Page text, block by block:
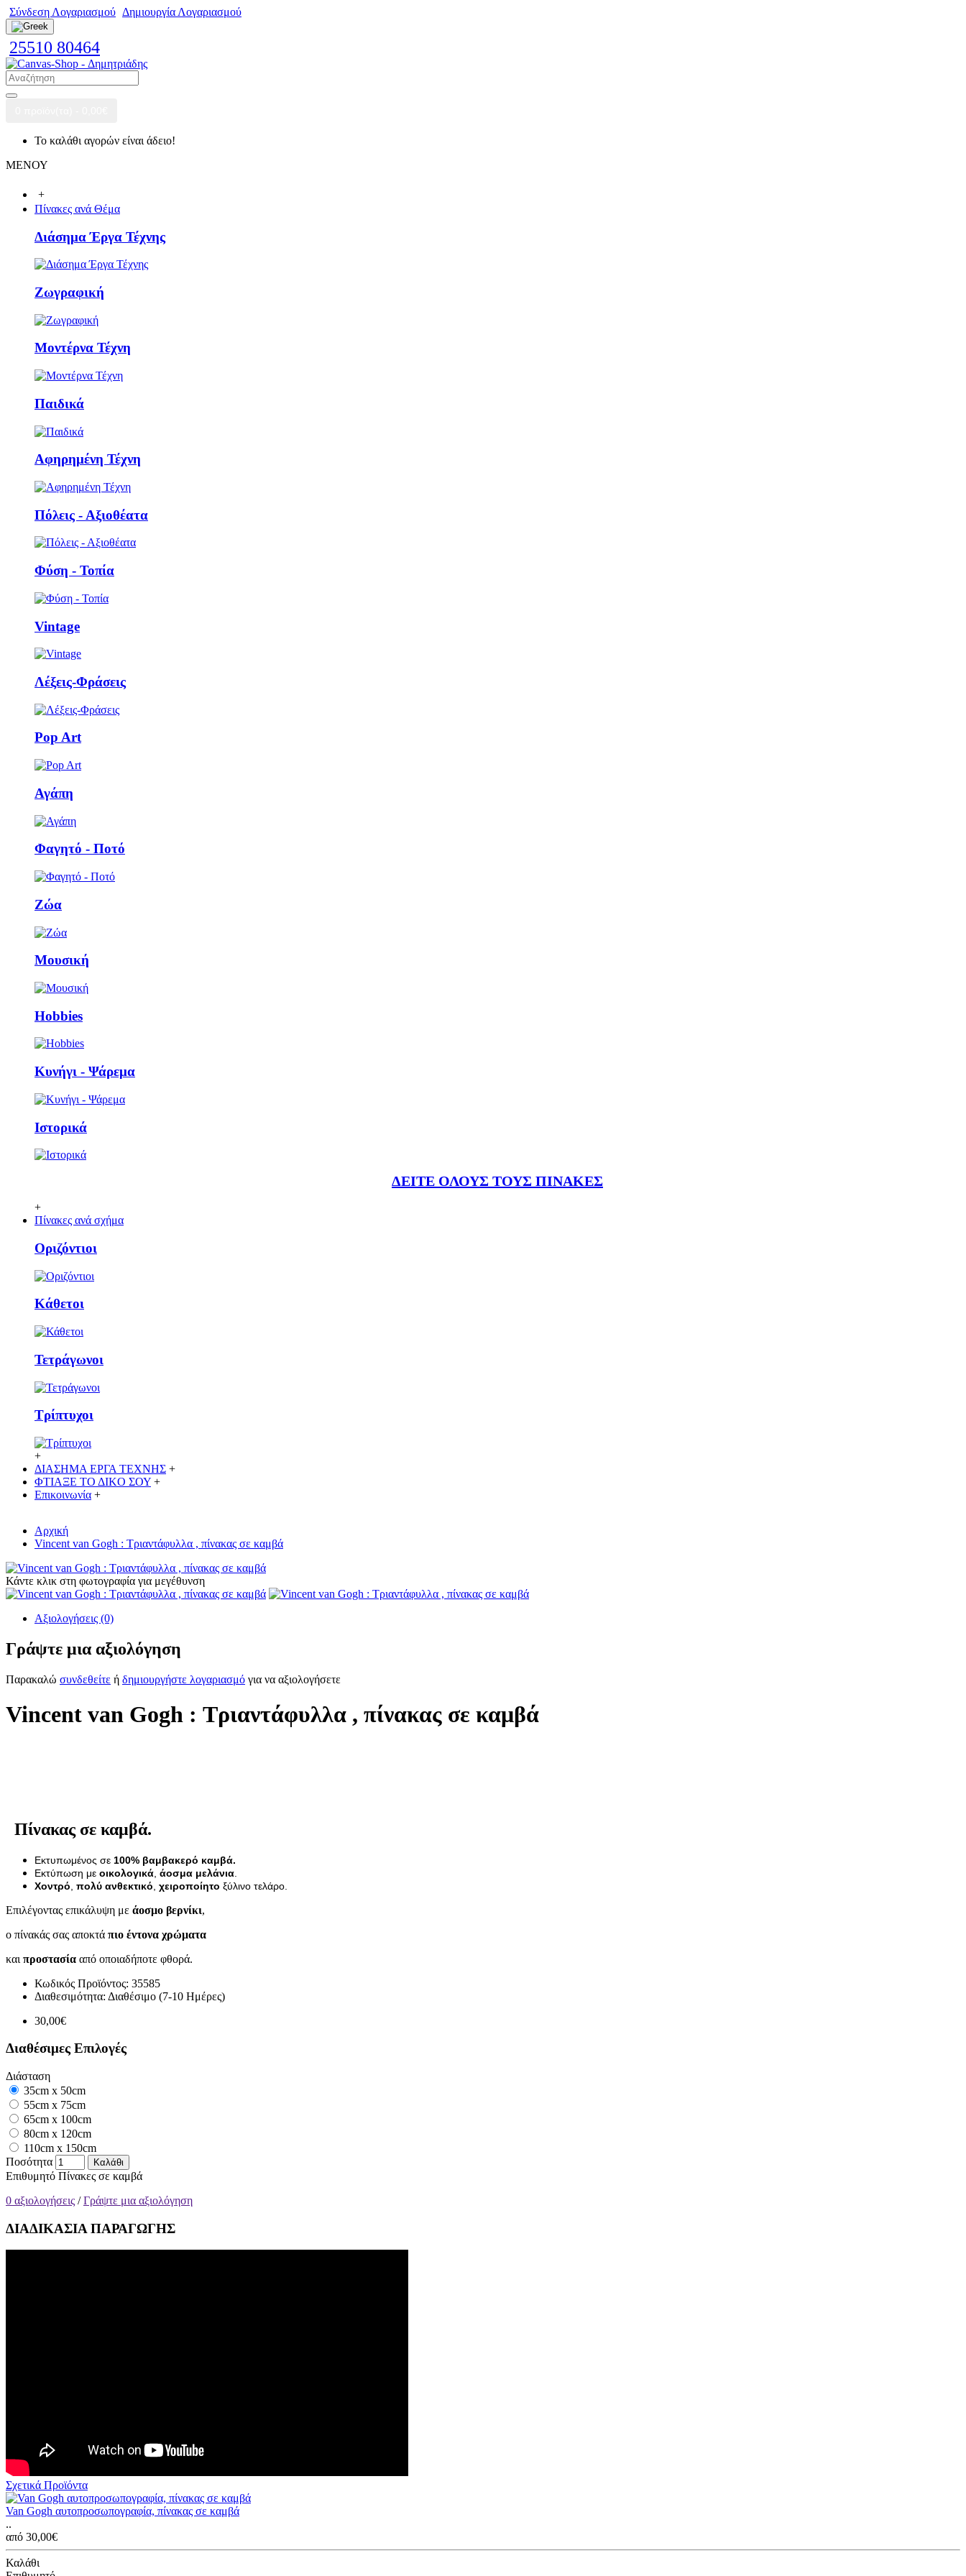
Σύνδεση Λογαριασμού Δημιουργία Λογαριασμού
25510 80464
Το καλάθι αγορών είναι άδειο!
ΜΕΝΟΥ
+
Πίνακες ανά Θέμα
Διάσημα Έργα Τέχνης
Ζωγραφική
Μοντέρνα Τέχνη
Παιδικά
Αφηρημένη Τέχνη
Πόλεις - Αξιοθέατα
Φύση - Τοπία
Vintage
Λέξεις-Φράσεις
Pop Art
Αγάπη
Φαγητό - Ποτό
Ζώα
Μουσική
Ηobbies
Κυνήγι - Ψάρεμα
Ιστορικά
ΔΕΙΤΕ ΟΛΟΥΣ ΤΟΥΣ ΠΙΝΑΚΕΣ
+
Πίνακες ανά σχήμα
Οριζόντιοι
Κάθετoι
Τετράγωνοι
Τρίπτυχοι
+
ΔΙΑΣΗΜΑ ΕΡΓΑ ΤΕΧΝΗΣ +
ΦΤΙΑΞΕ ΤΟ ΔΙΚO ΣΟΥ +
Επικοινωνία +
Αρχική
Vincent van Gogh : Τριαντάφυλλα , πίνακας σε καμβά
Κάντε κλικ στη φωτογραφία για μεγέθυνση
Αξιολογήσεις (0)
Γράψτε μια αξιολόγηση
Παρακαλώ συνδεθείτε ή δημιουργήστε λογαριασμό για να αξιολογήσετε
Vincent van Gogh : Τριαντάφυλλα , πίνακας σε καμβά
Πίνακας σε καμβά.
Εκτυπωμένος σε 100% βαμβακερό καμβά.
Εκτύπωση με οικολογικά άοσμα μελάνια
Χοντρό πολύ ανθεκτικό χειροποίητο ξύλινο τελάρο.
Επιλέγοντας επικάλυψη με άοσμο βερνίκι,
ο πίνακάς σας αποκτά πιο έντονα χρώματα
και προστασία από οποιαδήποτε φθορά.
Κωδικός Προϊόντος: 35585
Διαθεσιμότητα: Διαθέσιμο (7-10 Ημέρες)
30,00€
Διαθέσιμες Επιλογές
Διάσταση
35cm x 50cm
55cm x 75cm
65cm x 100cm
80cm x 120cm
110cm x 150cm
Ποσότητα
Καλάθι
Επιθυμητό Πίνακες σε καμβά
0 αξιολογήσεις /Γράψτε μια αξιολόγηση
ΔΙΑΔΙΚΑΣΙΑ ΠΑΡΑΓΩΓΗΣ
Σχετικά Προϊόντα
Van Gogh αυτοπροσωπογραφία, πίνακας σε καμβά
..
από 30,00€
Καλάθι